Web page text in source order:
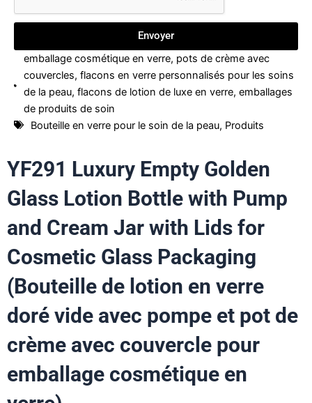
Envoyer
emballage cosmétique en verre, pots de crème avec
couvercles,flacons en verre personnalisés pour les soins
de la peau,flacons de lotion de luxe en verre,emballages
de produits de soin
Bouteille en verre pour le soin de la peau, Produits
YF291 Luxury Empty Golden
Glass Lotion Bottle with Pump
and Cream Jar with Lids for
Cosmetic Glass Packaging
(Bouteille de lotion en verre
doré vide avec pompe et pot de
crème avec couvercle pour
emballage cosmétique en